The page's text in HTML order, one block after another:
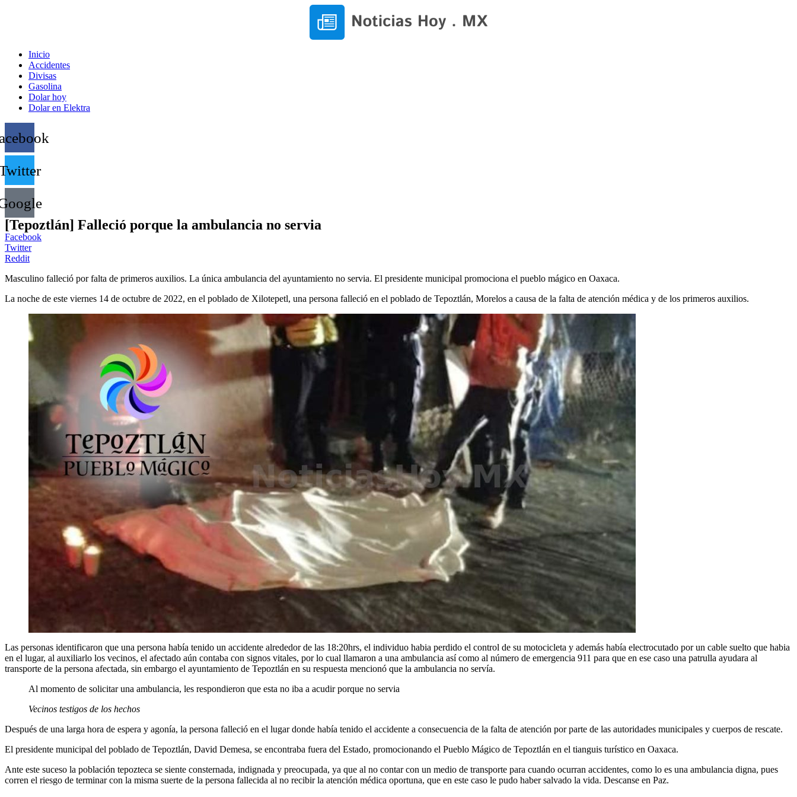
Inicio
Accidentes
Divisas
Gasolina
Dolar hoy
Dolar en Elektra
[Tepoztlán] Falleció porque la ambulancia no servia
Facebook
Twitter
Reddit
Masculino falleció por falta de primeros auxilios. La única ambulancia del ayuntamiento no servia. El presidente municipal promociona el pueblo mágico en Oaxaca.
La noche de este viernes 14 de octubre de 2022, en el poblado de Xilotepetl, una persona falleció en el poblado de Tepoztlán, Morelos a causa de la falta de atención médica y de los primeros auxilios.
Las personas identificaron que una persona había tenido un accidente alrededor de las 18:20hrs, el individuo habia perdido el control de su motocicleta y además había electrocutado por un cable suelto que habia
en el lugar, al auxiliarlo los vecinos, el afectado aún contaba con signos vitales, por lo cual llamaron a una ambulancia así como al número de emergencia 911 para que en ese caso una patrulla ayudara al
transporte de la persona afectada, sin embargo el ayuntamiento de Tepoztlán en su respuesta mencionó que la ambulancia no servía.
Al momento de solicitar una ambulancia, les respondieron que esta no iba a acudir porque no servia
Vecinos testigos de los hechos
Después de una larga hora de espera y agonía, la persona falleció en el lugar donde había tenido el accidente a consecuencia de la falta de atención por parte de las autoridades municipales y cuerpos de rescate.
El presidente municipal del poblado de Tepoztlán, David Demesa, se encontraba fuera del Estado, promocionando el Pueblo Mágico de Tepoztlán en el tianguis turístico en Oaxaca.
Ante este suceso la población tepozteca se siente consternada, indignada y preocupada, ya que al no contar con un medio de transporte para cuando ocurran accidentes, como lo es una ambulancia digna, pues
corren el riesgo de terminar con la misma suerte de la persona fallecida al no recibir la atención médica oportuna, que en este caso le pudo haber salvado la vida. Descanse en Paz.